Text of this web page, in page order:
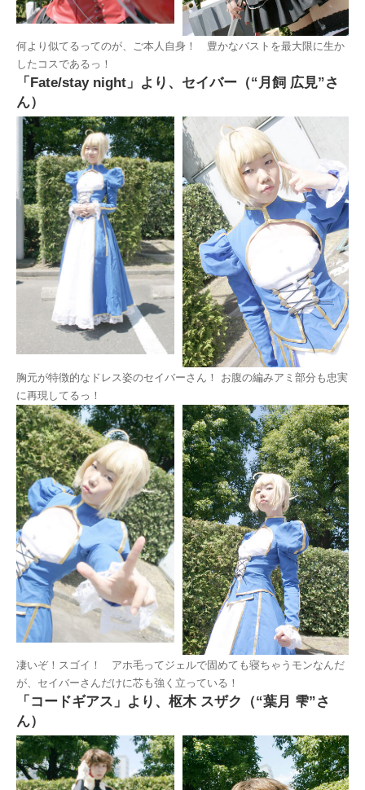
何より似てるってのが、ご本人自身！ 豊かなバストを最大限に生か
したコスであるっ！
「Fate/stay night」より、セイバー（“月飼 広見”さ
ん）
胸元が特徴的なドレス姿のセイバーさん！ お腹の編みアミ部分も忠実
に再現してるっ！
凄いぞ！スゴイ！ アホ毛ってジェルで固めても寝ちゃうモンなんだ
が、セイバーさんだけに芯も強く立っている！
「コードギアス」より、枢木 スザク（“葉月 雫”さ
ん）